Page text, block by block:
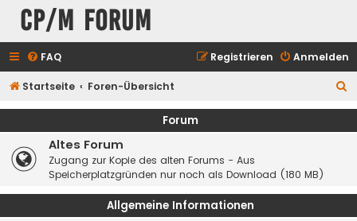
CP/M Forum
FAQ Anmelden
Registrieren
Startseite Foren-Übersicht
u
Forum
Altes Forum
Zugang zur Kopie des alten Forums - Aus
Speicherplatzgründen nur noch als Download (180 MB)
Allgemeine Informationen